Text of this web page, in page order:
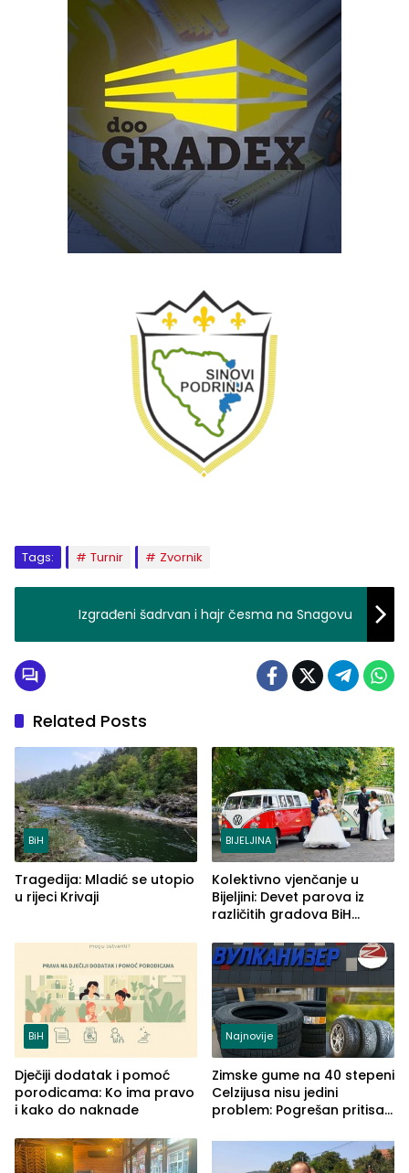
Tags: Turnir Zvornik
Izgrađeni šadrvan i hajr česma na Snagovu
Related Posts
BiH
Tragedija: Mladić se utopio
u rijeci Krivaji
BIJELJINA
Kolektivno vjenčanje u
Bijeljini: Devet parova iz
različitih gradova BiH
BiH
Dječiji dodatak i pomoć
porodicama: Ko ima pravo
i kako do naknade
Najnovije
Zimske gume na 40 stepeni
Celzijusa nisu jedini
problem: Pogrešan pritisak